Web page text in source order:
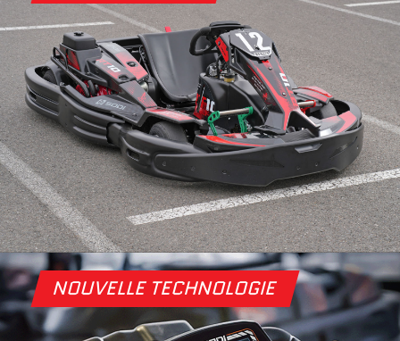
NOUVELLE TECHNOLOGIE